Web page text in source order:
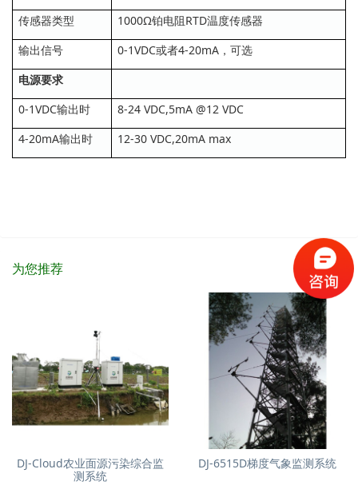
传感器类型
1000Ω铂电阻RTD温度传感器
输出信号
0-1VDC或者4-20mA，可选
电源要求
0-1VDC输出时
8-24 VDC,5mA @12 VDC
4-20mA输出时
12-30 VDC,20mA max
为您推荐
DJ-Cloud农业面源污染综合监
测系统
DJ-6515D梯度气象监测系统